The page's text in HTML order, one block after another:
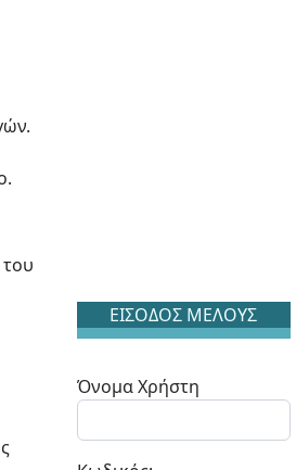
ΕΙΣΟΔΟΣ ΜΕΛΟΥΣ
Όνομα Χρήστη